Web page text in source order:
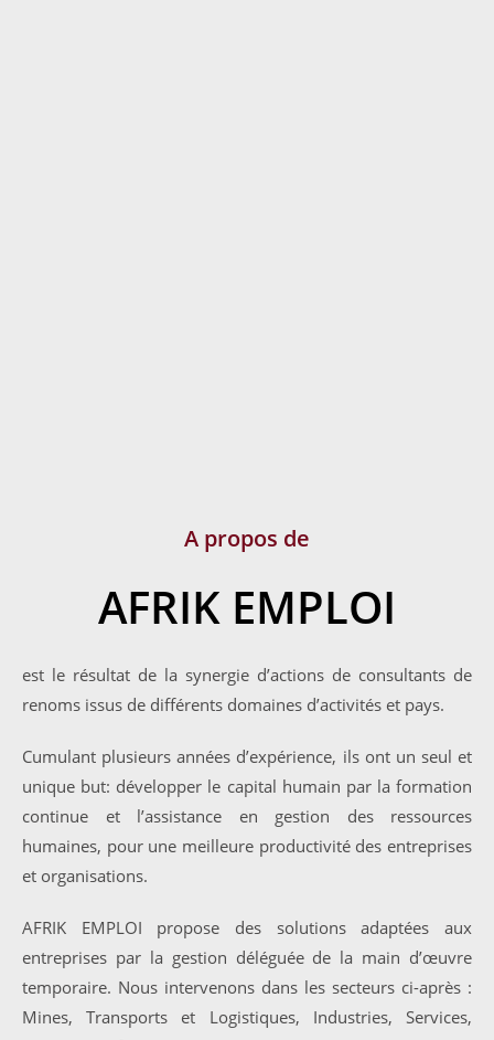
A propos de
AFRIK EMPLOI
est le résultat de la synergie d’actions de consultants de
renoms issus de différents domaines d’activités et pays.
Cumulant plusieurs années d’expérience, ils ont un seul et
unique but: développer le capital humain par la formation
continue et l’assistance en gestion des ressources
humaines, pour une meilleure productivité des entreprises
et organisations.
AFRIK EMPLOI propose des solutions adaptées aux
entreprises par la gestion déléguée de la main d’œuvre
temporaire. Nous intervenons dans les secteurs ci-après :
Mines, Transports et Logistiques, Industries, Services,